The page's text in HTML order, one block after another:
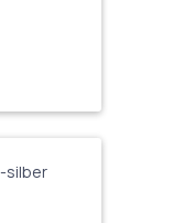
von 5 Sternen